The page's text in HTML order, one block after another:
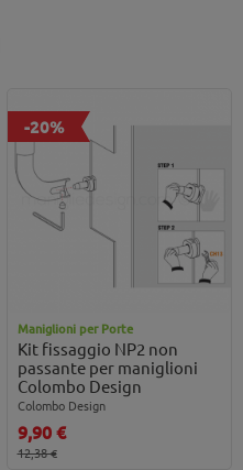
-20%
Maniglioni per Porte
Kit fissaggio NP2 non
passante per maniglioni
Colombo Design
Colombo Design
9,90 €
12,38 €